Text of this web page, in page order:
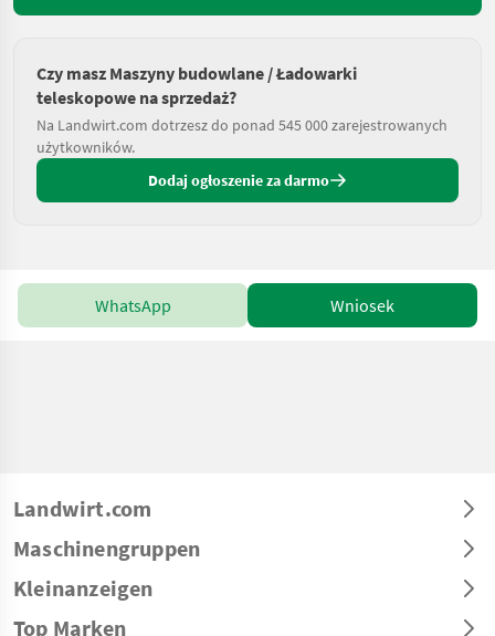
Czy masz Maszyny budowlane / Ładowarki
teleskopowe na sprzedaż?
Na Landwirt.com dotrzesz do ponad 545 000 zarejestrowanych
użytkowników.
Dodaj ogłoszenie za darmo
WhatsApp Wniosek
Landwirt.com
Maschinengruppen
Kleinanzeigen
Top Marken